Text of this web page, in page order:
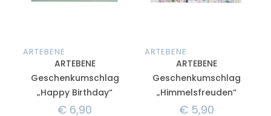
ARTEBENE
ARTEBENE
Geschenkumschlag
„Happy Birthday“
€ 6,90
ARTEBENE
ARTEBENE
Geschenkumschlag
„Himmelsfreuden“
€5,90